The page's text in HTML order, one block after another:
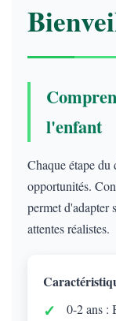
l'enfant
Chaque étape du
opportunités.
permet d'adapter
attentes réalistes.
0-2 ans :